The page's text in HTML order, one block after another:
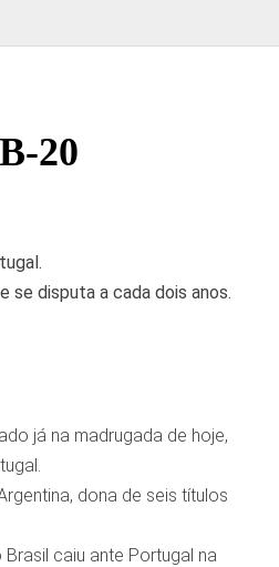
20
se disputa a cada dois anos.
já na madrugada de hoje,
dona de seis títulos
caiu ante Portugal na